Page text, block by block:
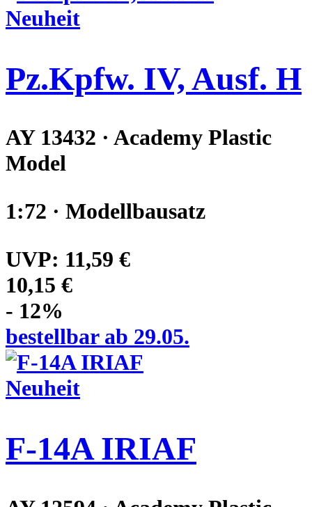
Neuheit
Pz.Kpfw. IV, Ausf. H
AY 13432 · Academy Plastic
Model
1:72 · Modellbausatz
UVP: 11,59 €
10,15 €
- 12%
bestellbar ab 29.05.
Neuheit
F-14A IRIAF